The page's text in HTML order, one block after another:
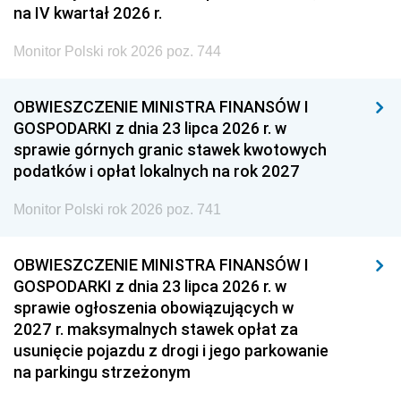
na IV kwartał 2026 r.
Monitor Polski rok 2026 poz. 744
OBWIESZCZENIE MINISTRA FINANSÓW I
GOSPODARKI z dnia 23 lipca 2026 r. w
sprawie górnych granic stawek kwotowych
podatków i opłat lokalnych na rok 2027
Monitor Polski rok 2026 poz. 741
OBWIESZCZENIE MINISTRA FINANSÓW I
GOSPODARKI z dnia 23 lipca 2026 r. w
sprawie ogłoszenia obowiązujących w
2027 r. maksymalnych stawek opłat za
usunięcie pojazdu z drogi i jego parkowanie
na parkingu strzeżonym